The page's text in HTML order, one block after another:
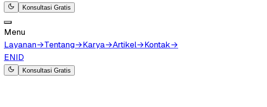
Konsultasi Gratis
Menu
Layanan→Tentang→Karya→Artikel→Kontak→
ENID
Konsultasi Gratis